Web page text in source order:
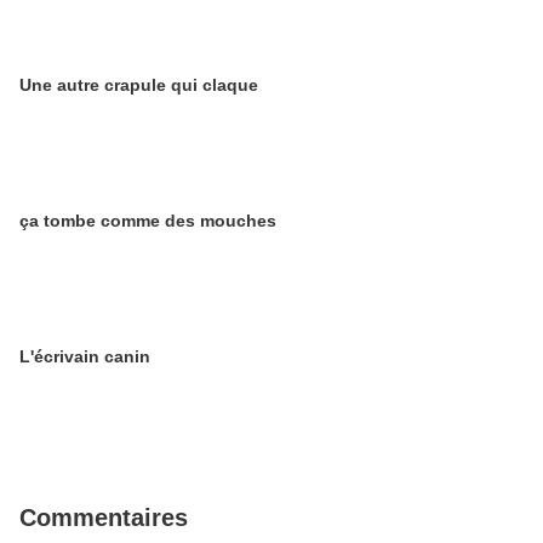
Une autre crapule qui claque
ça tombe comme des mouches
L'écrivain canin
Commentaires